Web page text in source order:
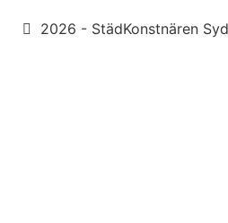
2026 - StädKonstnären